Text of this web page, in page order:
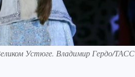
Устюге. Владимир Гердо/ТАСС